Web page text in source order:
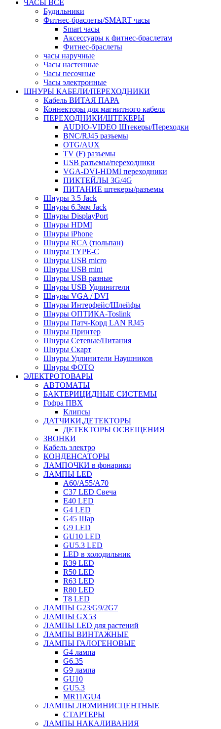
ЧАСЫ ВСЕ
Будильники
Фитнес-браслеты/SMART часы
Smart часы
Аксессуары к фитнес-браслетам
Фитнес-браслеты
часы наручные
Часы настенные
Часы песочные
Часы электронные
ШНУРЫ КАБЕЛИ/ПЕРЕХОДНИКИ
Кабель ВИТАЯ ПАРА
Коннекторы для магнитного кабеля
ПЕРЕХОДНИКИ/ШТЕКЕРЫ
AUDIO-VIDEO Штекеры/Переходки
BNC/RJ45 разъемы
OTG/AUX
TV (F) разъемы
USB разъемы/переходники
VGA-DVI-HDMI переходники
ПИКТЕЙЛЫ 3G/4G
ПИТАНИЕ штекеры/разъемы
Шнуры 3.5 Jack
Шнуры 6.3мм Jack
Шнуры DisplayPort
Шнуры HDMI
Шнуры iPhone
Шнуры RCA (тюльпан)
Шнуры TYPE-C
Шнуры USB micro
Шнуры USB mini
Шнуры USB разные
Шнуры USB Удлинители
Шнуры VGA / DVI
Шнуры Интерфейс/Шлейфы
Шнуры ОПТИКА-Toslink
Шнуры Патч-Корд LAN RJ45
Шнуры Принтер
Шнуры Сетевые/Питания
Шнуры Скарт
Шнуры Удлинители Наушников
Шнуры ФОТО
ЭЛЕКТРОТОВАРЫ
АВТОМАТЫ
БАКТЕРИЦИДНЫЕ СИСТЕМЫ
Гофра ПВХ
Клипсы
ДАТЧИКИ,ДЕТЕКТОРЫ
ДЕТЕКТОРЫ ОСВЕЩЕНИЯ
ЗВОНКИ
Кабель электро
КОНДЕНСАТОРЫ
ЛАМПОЧКИ в фонарики
ЛАМПЫ LED
A60/A55/A70
C37 LED Свеча
E40 LED
G4 LED
G45 Шар
G9 LED
GU10 LED
GU5.3 LED
LED в холодильник
R39 LED
R50 LED
R63 LED
R80 LED
T8 LED
ЛАМПЫ G23/G9/2G7
ЛАМПЫ GX53
ЛАМПЫ LED для растений
ЛАМПЫ ВИНТАЖНЫЕ
ЛАМПЫ ГАЛОГЕНОВЫЕ
G4 лампа
G6.35
G9 лампа
GU10
GU5.3
MR11/GU4
ЛАМПЫ ЛЮМИНИСЦЕНТНЫЕ
СТАРТЕРЫ
ЛАМПЫ НАКАЛИВАНИЯ